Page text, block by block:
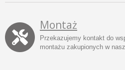
Montaż
Przekazujemy kontakt do
montażu zakupionych w